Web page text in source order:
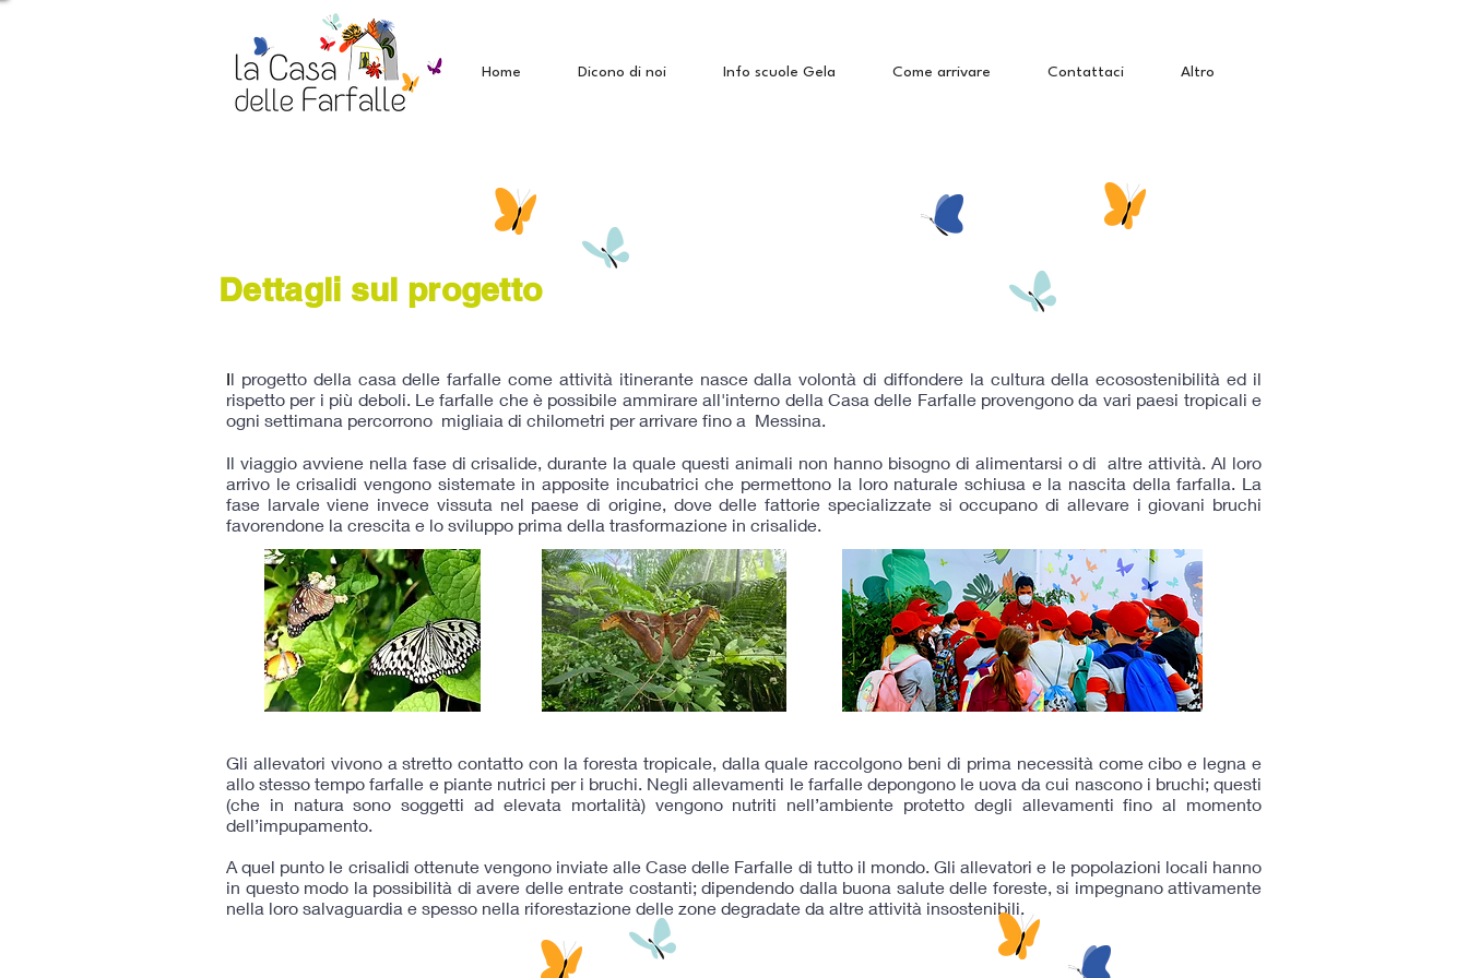
Home Dicono di noi Info scuole Gela Come arrivare Contattaci Altro
Dettagli sul progetto
Il progetto della casa delle farfalle come attività itinerante nasce dalla volontà di diffondere la cultura della ecosostenibilità ed il
rispetto per i più deboli. Le farfalle che è possibile ammirare all'interno della Casa delle Farfalle provengono da vari paesi tropicali e
ogni settimana percorrono migliaia di chilometri per arrivare fino a Messina.
Il viaggio avviene nella fase di crisalide, durante la quale questi animali non hanno bisogno di alimentarsi o di altre attività. Al loro
arrivo le crisalidi vengono sistemate in apposite incubatrici che permettono la loro naturale schiusa e la nascita della farfalla. La
fase larvale viene invece vissuta nel paese di origine, dove delle fattorie specializzate si occupano di allevare i giovani bruchi
favorendone la crescita e lo sviluppo prima della trasformazione in crisalide.
Gli allevatori vivono a stretto contatto con la foresta tropicale, dalla quale raccolgono beni di prima necessità come cibo e legna e
allo stesso tempo farfalle e piante nutrici per i bruchi. Negli allevamenti le farfalle depongono le uova da cui nascono i bruchi; questi
(che in natura sono soggetti ad elevata mortalità) vengono nutriti nell’ambiente protetto degli allevamenti fino al momento
dell’impupamento.
A quel punto le crisalidi ottenute vengono inviate alle Case delle Farfalle di tutto il mondo. Gli allevatori e le popolazioni locali hanno
in questo modo la possibilità di avere delle entrate costanti; dipendendo dalla buona salute delle foreste, si impegnano attivamente
nella loro salvaguardia e spesso nella riforestazione delle zone degradate da altre attività insostenibili.